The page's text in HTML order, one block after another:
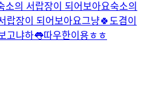
소의 서랍장이 되어보아요숙소의
랍장이 되어보아요그냥🍀 도겸이
고냐하👅따우한이용ㅎㅎ